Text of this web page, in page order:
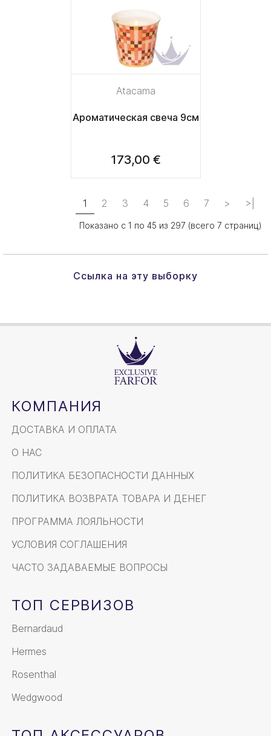
Atacama
Ароматическая свеча 9см
173,00 €
1 2 3 4 5 6 7 > >|
Показано с 1 по 45 из 297 (всего 7 страниц)
Ссылка на эту выборку
КОМПАНИЯ
ДОСТАВКА И ОПЛАТА
О НАС
ПОЛИТИКА БЕЗОПАСНОСТИ ДАННЫХ
ПОЛИТИКА ВОЗВРАТА ТОВАРА И ДЕНЕГ
ПРОГРАММА ЛОЯЛЬНОСТИ
УСЛОВИЯ СОГЛАШЕНИЯ
ЧАСТО ЗАДАВАЕМЫЕ ВОПРОСЫ
ТОП СЕРВИЗОВ
Bernardaud
Hermes
Rosenthal
Wedgwood